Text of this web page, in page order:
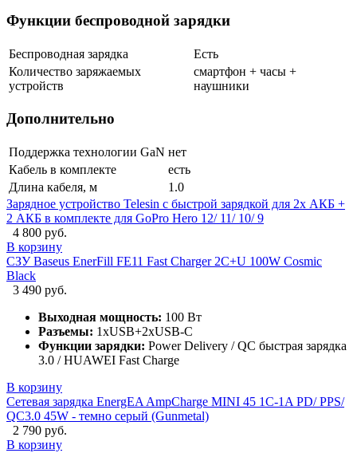
Функции беспроводной зарядки
Беспроводная зарядка
Есть
Количество заряжаемых
устройств
смартфон + часы +
наушники
Дополнительно
Поддержка технологии GaN нет
Кабель в комплекте
есть
Длина кабеля, м
1.0
Зарядное устройство Telesin с быстрой зарядкой для 2х АКБ +
2 АКБ в комплекте для GoPro Hero 12/ 11/ 10/ 9
4 800 руб.
В корзину
СЗУ Baseus EnerFill FE11 Fast Charger 2C+U 100W Cosmic
Black
3 490 руб.
Выходная мощность: 100 Вт
Разъемы: 1xUSB+2xUSB-C
Функции зарядки: Power Delivery / QC быстрая зарядка
3.0 / HUAWEI Fast Charge
В корзину
Сетевая зарядка EnergEA AmpCharge MINI 45 1C-1A PD/ PPS/
QC3.0 45W - темно серый (Gunmetal)
2 790 руб.
В корзину